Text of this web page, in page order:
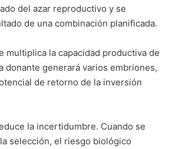
del azar reproductivo y se
de una combinación planificada.
multiplica la capacidad productiva de
donante generará varios embriones,
de retorno de la inversión
la incertidumbre. Cuando se
selección, el riesgo biológico